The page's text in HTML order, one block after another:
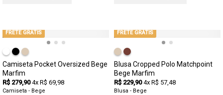
FRETE GRÁTIS
Camiseta Pocket Oversized Bege
Marfim
R$ 279,90 4x R$ 69,98
Camiseta - Bege
FRETE GRÁTIS
Blusa Cropped Polo Matchpoint
Bege Marfim
R$ 229,90 4x R$ 57,48
Blusa - Bege